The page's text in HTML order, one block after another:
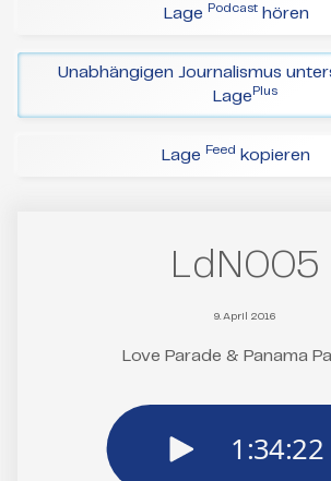
Lage Podcasthören
Unabhängigen Journalismus
Lage Plus
Lage Feed kopieren
LdN005
9. April 2016
Love Parade & Panama